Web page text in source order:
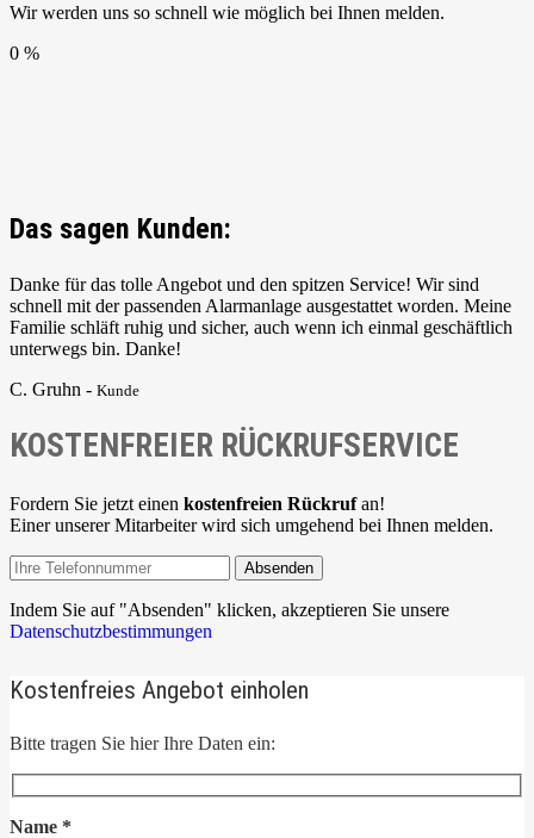
Wir werden uns so schnell wie möglich bei Ihnen melden.
0 %
Das sagen Kunden:
Danke für das tolle Angebot und den spitzen Service! Wir sind
schnell mit der passenden Alarmanlage ausgestattet worden. Meine
Familie schläft ruhig und sicher, auch wenn ich einmal geschäftlich
unterwegs bin. Danke!
C. Gruhn - Kunde
KOSTENFREIER RÜCKRUFSERVICE
Fordern Sie jetzt einen kostenfreien Rückrufan!
Einer unserer Mitarbeiter wird sich umgehend bei Ihnen melden.
Absenden
Indem Sie auf "Absenden" klicken, akzeptieren Sie unsere
Datenschutzbestimmungen
Kostenfreies Angebot einholen
Bitte tragen Sie hier Ihre Daten ein:
Name *